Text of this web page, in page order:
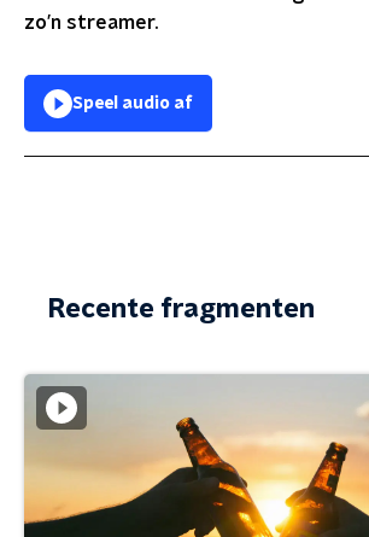
zo’n streamer.
Speel audio af
Recente fragmenten